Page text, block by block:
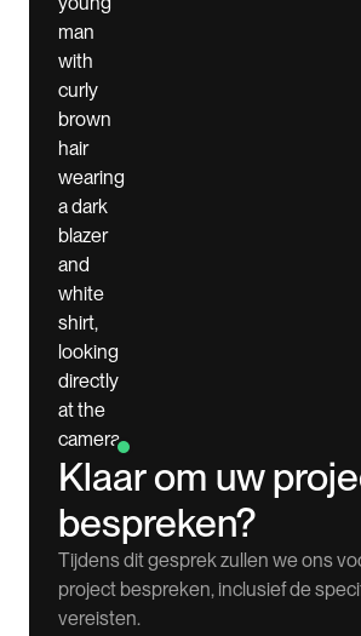
Klaar om uw
bespreken?
Tijdens dit gesprek zullen we ons
project bespreken, inclusief de
vereisten.